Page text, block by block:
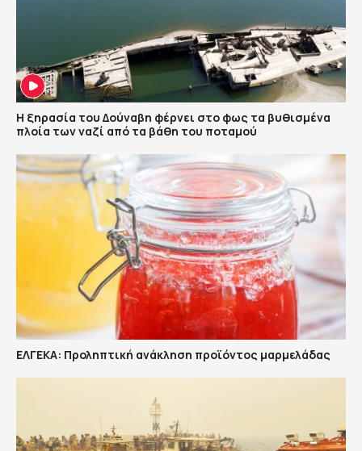
Η ξηρασία του Δούναβη φέρνει στο φως τα βυθισμένα
πλοία των ναζί από τα βάθη του ποταμού
ΕΛΓΕΚΑ: Προληπτική ανάκληση προϊόντος μαρμελάδας